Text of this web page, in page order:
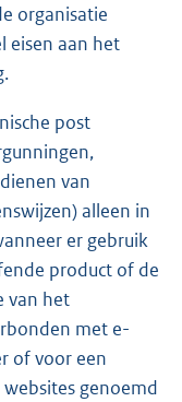
organisatie
eisen aan het
post
van
alleen in
er gebruik
product of de
van het
met e-
of voor een
genoemd